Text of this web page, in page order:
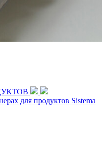
для продуктов Sistema